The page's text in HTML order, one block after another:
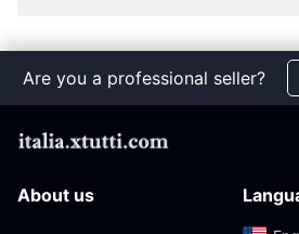
Are you a professional seller?
About us